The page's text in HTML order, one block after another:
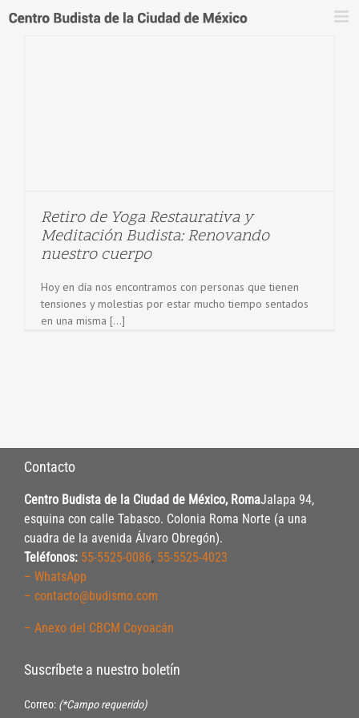
Retiro de Yoga Restaurativa y
Meditación Budista: Renovando
nuestro cuerpo
Hoy en día nos encontramos con personas que tienen
tensiones y molestias por estar mucho tiempo sentados
en una misma [...]
Contacto
Centro Budista de la Ciudad de México, RomaJalapa 94,
esquina con calle Tabasco. Colonia Roma Norte (a una
cuadra de la avenida Álvaro Obregón).
Teléfonos: 55-5525-0086, 55-5525-4023
– WhatsApp
– contacto@budismo.com
– Anexo del CBCM Coyoacán
Suscríbete a nuestro boletín
Correo: (*Campo requerido)